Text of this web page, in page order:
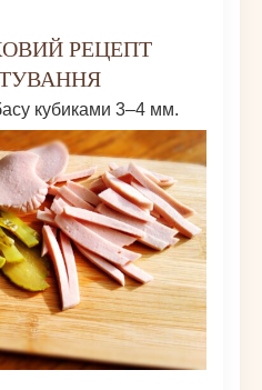
РЕЦЕПТ
кубиками 3–4 мм.